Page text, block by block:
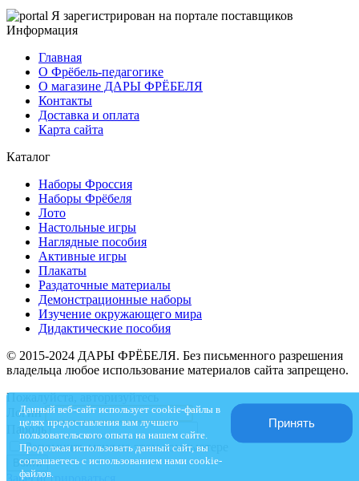
Я зарегистрирован на портале поставщиков
Информация
Главная
О Фрёбель-педагогике
О магазине ДАРЫ ФРЁБЕЛЯ
Контакты
Доставка и оплата
Карта сайта
Каталог
Наборы Фроссия
Наборы Фрёбеля
Лото
Настольные игры
Наглядные пособия
Активные игры
Плакаты
Раздаточные материалы
Демонстрационные наборы
Изучение окружающего мира
Дидактические пособия
© 2015-2024 ДАРЫ ФРЁБЕЛЯ. Без письменного разрешения
владельца любое использование материалов сайта запрещено.
Пожалуйста, авторизуйтесь
Логин
Пароль
Запомнить меня на этом компьютере
Зарегистрироваться
Данный веб-сайт использует cookie-файлы в
целях предоставления вам лучшего
пользовательского опыта на нашем сайте.
Продолжая использовать данный сайт, вы
соглашаетесь с использованием нами cookie-
файлов.
Принять